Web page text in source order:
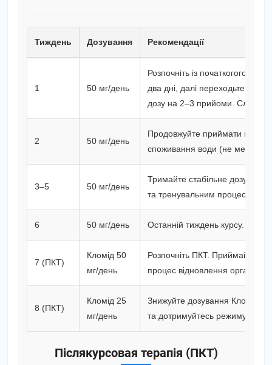
Тиждень Дозування Рекомендації
1 50 мг/день
Розпочніть із початкогого
два дні, далі переходьте на 50
дозу на 2–3 прийоми.
2 50 мг/день
Продовжуйте приймати
споживання води (не менше 2
3–5 50 мг/день
Тримайте стабільне
та тренувальним процесом.
6 50 мг/день Останній тиждень курсу.
7 (ПКТ)
Кломід 50
мг/день
Розпочніть ПКТ. Приймайте
процес відновлення організму.
8 (ПКТ)
Кломід 25
мг/день
Знижуйте дозування Кломіду.
та дотримуйтесь режиму
Післякурсовая терапія (ПКТ)